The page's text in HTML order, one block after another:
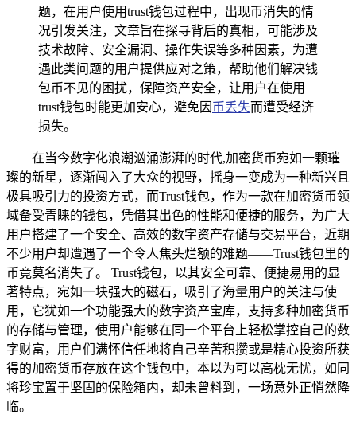
题，在用户使用trust钱包过程中，出现币消失的情
况引发关注，文章旨在探寻背后的真相，可能涉及
技术故障、安全漏洞、操作失误等多种因素，为遭
遇此类问题的用户提供应对之策，帮助他们解决钱
包币不见的困扰，保障资产安全，让用户在使用
trust钱包时能更加安心，避免因 币丢失而遭受经济
损失。
在当今数字化浪潮汹涌澎湃的时代,加密货币宛如一颗璀
璨的新星，逐渐闯入了大众的视野，摇身一变成为一种新兴且
极具吸引力的投资方式，而Trust钱包，作为一款在加密货币领
域备受青睐的钱包，凭借其出色的性能和便捷的服务，为广大
用户搭建了一个安全、高效的数字资产存储与交易平台，近期
不少用户却遭遇了一个令人焦头烂额的难题——Trust钱包里的
币竟莫名消失了。 Trust钱包，以其安全可靠、便捷易用的显
著特点，宛如一块强大的磁石，吸引了海量用户的关注与使
用，它犹如一个功能强大的数字资产宝库，支持多种加密货币
的存储与管理，使用户能够在同一个平台上轻松掌控自己的数
字财富，用户们满怀信任地将自己辛苦积攒或是精心投资所获
得的加密货币存放在这个钱包中，本以为可以高枕无忧，如同
将珍宝置于坚固的保险箱内，却未曾料到，一场意外正悄然降
临。